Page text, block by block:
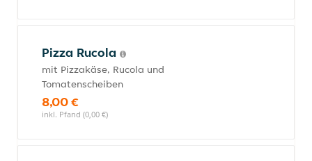
Pizza Rucola
mit Pizzakäse, Rucola und
Tomatenscheiben
8,00 €
inkl. Pfand (0,00 €)